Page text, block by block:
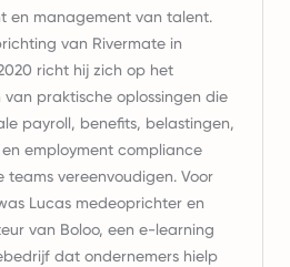
en management van talent.
van Rivermate in
richt hij zich op het
van praktische oplossingen die
payroll, benefits, belastingen,
employment compliance
teams vereenvoudigen. Voor
Lucas medeoprichter en
van Boloo, een e-learning
dat ondernemers hielp